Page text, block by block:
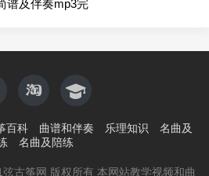
谱及伴奏mp3完
百科 曲谱和伴奏 乐理知识
名曲及
名曲及陪练
古筝网 版权所有 本网站教学视频和曲